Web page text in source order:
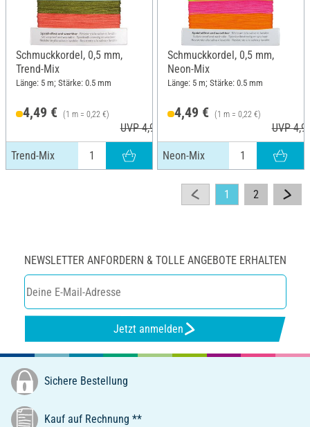
Schmuckkordel, 0,5 mm,
Trend-Mix
Länge: 5 m; Stärke: 0.5 mm
4,49 € (1 m = 0,22 €)
UVP 4,99 €
Trend-Mix
Schmuckkordel, 0,5 mm,
Neon-Mix
Länge: 5 m; Stärke: 0.5 mm
4,49 € (1 m = 0,22 €)
UVP
Neon-Mix
1 2
NEWSLETTER ANFORDERN & TOLLE ANGEBOTE ERHALTEN
Jetzt anmelden
Sichere Bestellung
Kauf auf Rechnung **